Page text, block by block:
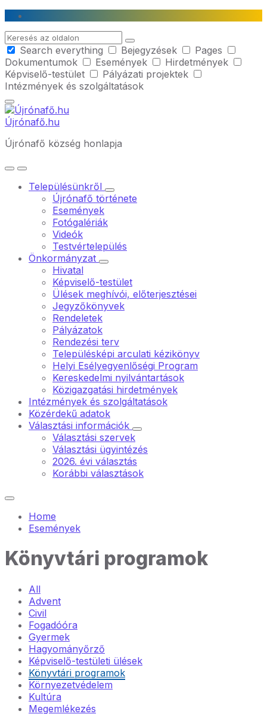
Skip
content
Skip
main
navigation
Skip
footer
Search
Search everything
Bejegyzések
Pages
Dokumentumok
Események
Hirdetmények
Képviselő-testület
Pályázati projektek
Intézmények és szolgáltatások
Újrónafő.hu
Újrónafő község honlapja
Településünkről
Újrónafő története
Események
Fotógalériák
Videók
Testvértelepülés
Önkormányzat
Hivatal
Képviselő-testület
Ülések meghívói, előterjesztései
Jegyzőkönyvek
Rendeletek
Pályázatok
Rendezési terv
Településképi arculati kézikönyv
Helyi Esélyegyenlőségi Program
Kereskedelmi nyilvántartások
Közigazgatási hirdetmények
Intézmények és szolgáltatások
Közérdekű adatok
Választási információk
Választási szervek
Választási ügyintézés
2026. évi választás
Korábbi választások
Home
Események
Könyvtári programok
All
Advent
Civil
Fogadóóra
Gyermek
Hagyományőrző
Képviselő-testületi ülések
Könyvtári programok
Környezetvédelem
Kultúra
Megemlékezés